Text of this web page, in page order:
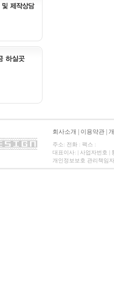
회사소개 이용약관
주소: 전화 : 팩스 :
대표이사: | 사업자번호 |
개인정보보호 관리책임